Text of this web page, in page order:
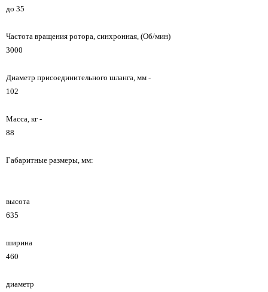
до 35
Частота вращения ротора, синхронная, (Об/мин)
3000
Диаметр присоединительного шланга, мм -
102
Macca, кг -
88
Габаритные размеры, мм:
высота
635
ширина
460
диаметр